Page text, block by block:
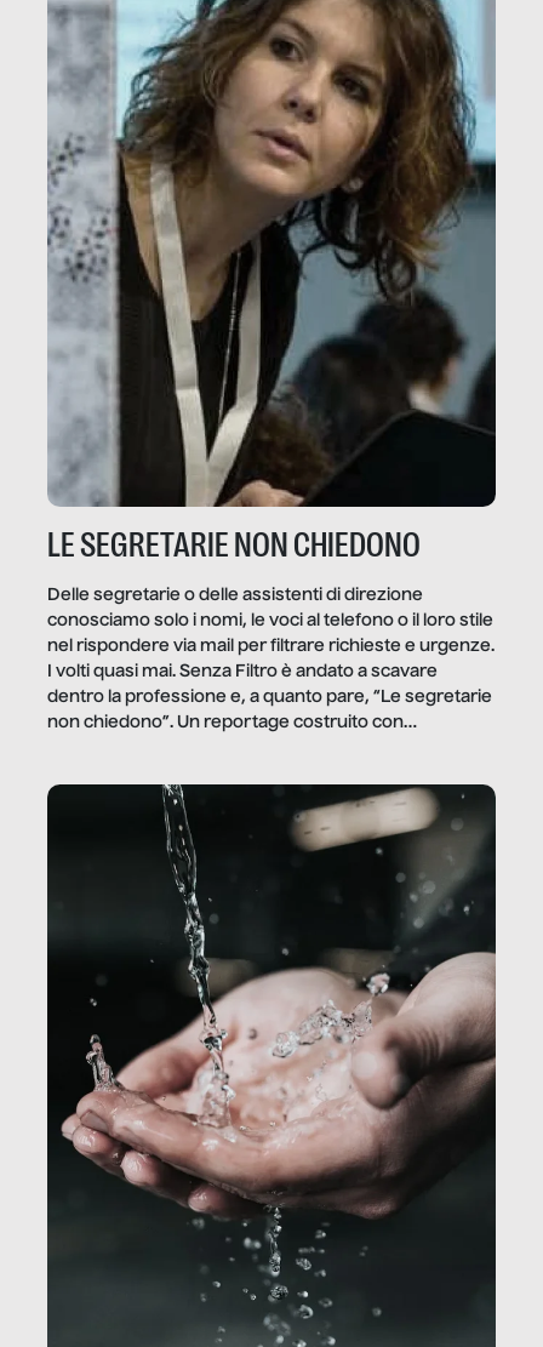
LE SEGRETARIE NON CHIEDONO
Delle segretarie o delle assistenti di direzione
conosciamo solo i nomi, le voci al telefono o il loro stile
nel rispondere via mail per filtrare richieste e urgenze.
I volti quasi mai. Senza Filtro è andato a scavare
dentro la professione e, a quanto pare, “Le segretarie
non chiedono”. Un reportage costruito con